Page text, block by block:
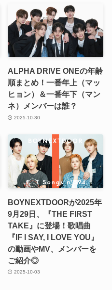
ALPHA DRIVE ONEの年齢
順まとめ！一番年上（マッ
ヒョン）＆一番年下（マン
ネ）メンバーは誰？
2025-10-30
BOYNEXTDOORが2025年
9月29日、『THE FIRST
TAKE』に登場！歌唱曲
『IF I SAY, I LOVE YOU』
の動画やMV、メンバーを
ご紹介◎
2025-10-03